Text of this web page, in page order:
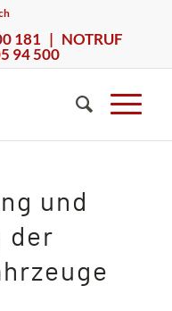
181 | NOTRUF
94 500
und
der